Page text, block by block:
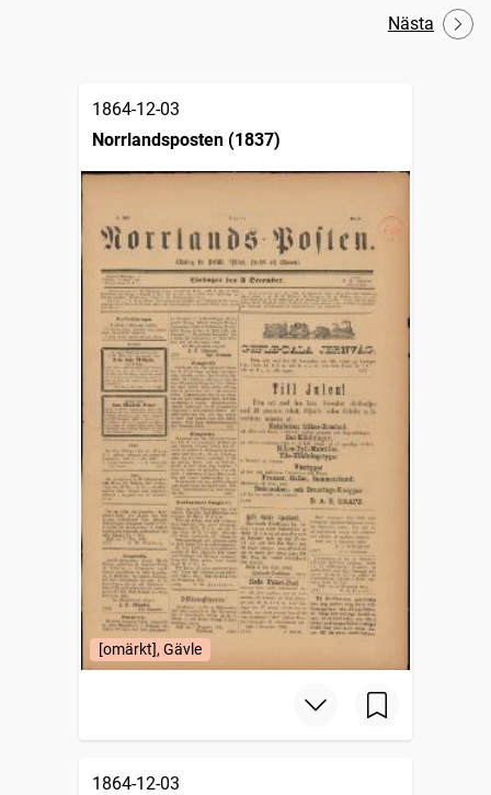
Nästa
1864-12-03
Norrlandsposten (1837)
[omärkt], Gävle
1864-12-03